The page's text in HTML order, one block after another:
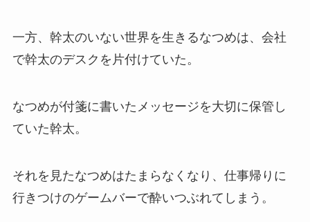
一方、幹太のいない世界を生きるなつめは、会社
で幹太のデスクを片付けていた。
なつめが付箋に書いたメッセージを大切に保管し
ていた幹太。
それを見たなつめはたまらなくなり、仕事帰りに
行きつけのゲームバーで酔いつぶれてしまう。